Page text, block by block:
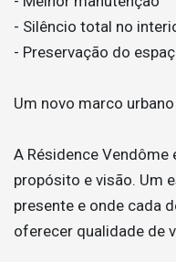
- Silêncio total no
- Preservação do
Um novo marco urbano
A Résidence
propósito e visão. Um
presente e onde cada
oferecer qualidade de